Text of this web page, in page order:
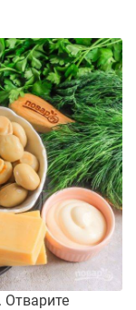
Отварите